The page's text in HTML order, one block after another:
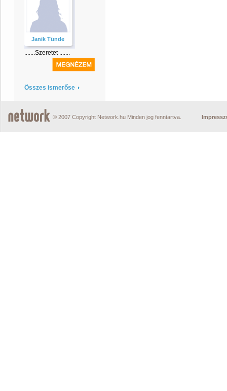
Janik Tünde
.......Szeretet .......
Összes ismerőse
© 2007 Copyright Network.hu Minden jog fenntartva.